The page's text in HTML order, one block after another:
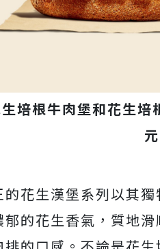
培根牛肉堡和花生培
的花生漢堡系列以其
郁的花生香氣，質地